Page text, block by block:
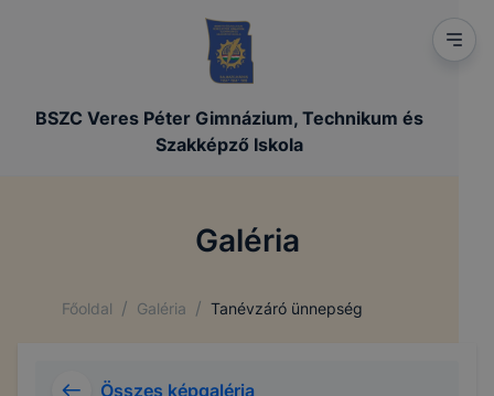
BSZC Veres Péter Gimnázium, Technikum és
Szakképző Iskola
Galéria
Főoldal / Galéria / Tanévzáró ünnepség
Összes képgaléria